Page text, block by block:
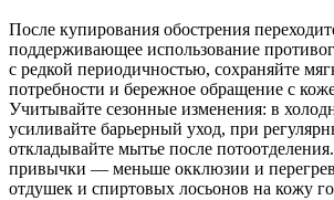
После купирования обострения
поддерживающее использование
с редкой периодичностью, сохраняйте
потребности и бережное обращение с
Учитывайте сезонные изменения: в
усиливайте барьерный уход, при
откладывайте мытье после
привычки — меньше окклюзии и
отдушек и спиртовых лосьонов на кожу